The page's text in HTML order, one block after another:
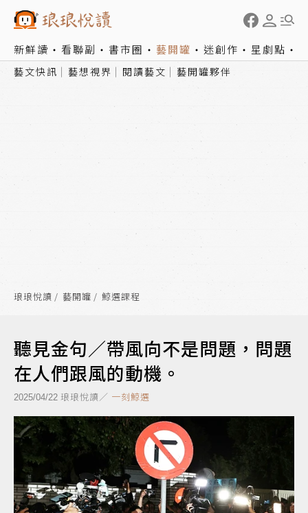
新鮮讀 看聯副 書市圈 藝開罐 迷創作 星劇點
藝文快訊 藝想視界 閱讀藝文 藝開罐夥伴
琅琅悅讀 藝開罐 鯨選課程
聽見金句／帶風向不是問題，問題
在人們跟風的動機。
2025/04/22 琅琅悅讀／ 一刻鯨選